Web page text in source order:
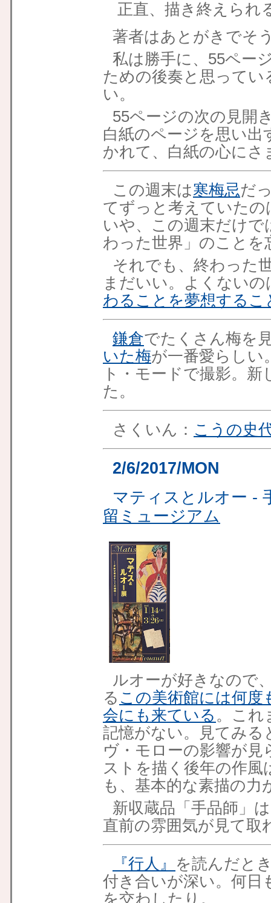
正直、描き終えられ
著者はあとがきでそ
私は勝手に、55ペー
ための後奏と思って
い。
55ページの次の見開
白紙のページを思い
かれて、白紙の心に
この週末は寒梅忌だ
てずっと考えていた
いや、この週末だけ
わった世界」のこと
それでも、終わった
まだいい。よくないの
わることを夢想するこ
鎌倉でたくさん梅を
いた梅が一番愛らしい
ト・モードで撮影。新
た。
さくいん： こうの史
2/6/2017/MON
マティスとルオー -
留ミュージアム
ルオーが好きなので
る この美術館には何度
会にも来ている 。これ
記憶がない。見てみる
ヴ・モローの影響が
ストを描く後年の作
も、基本的な素描の
新収蔵品「手品師」
直前の雰囲気が見て取
『行人』
を読んだと
付き合いが深い。何日
を交わしたり。